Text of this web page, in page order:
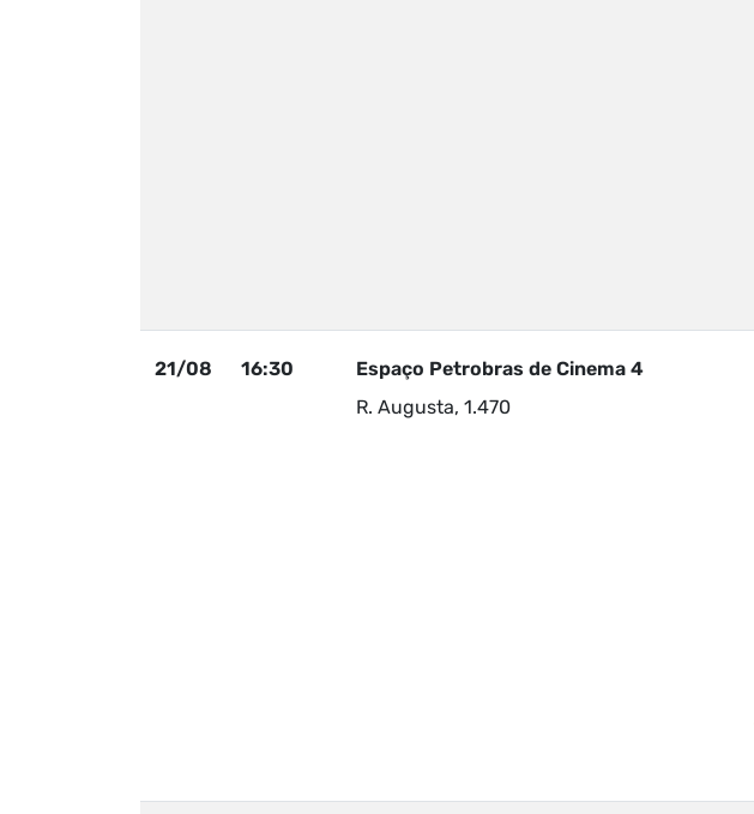
21/08 16:30
Espaço Petrobras de Cinema 4
R. Augusta, 1.470